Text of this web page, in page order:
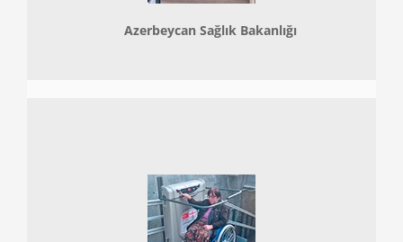
Azerbeycan Sağlık Bakanlığı